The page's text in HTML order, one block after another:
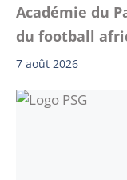
Académie du
du football
7 août 2026